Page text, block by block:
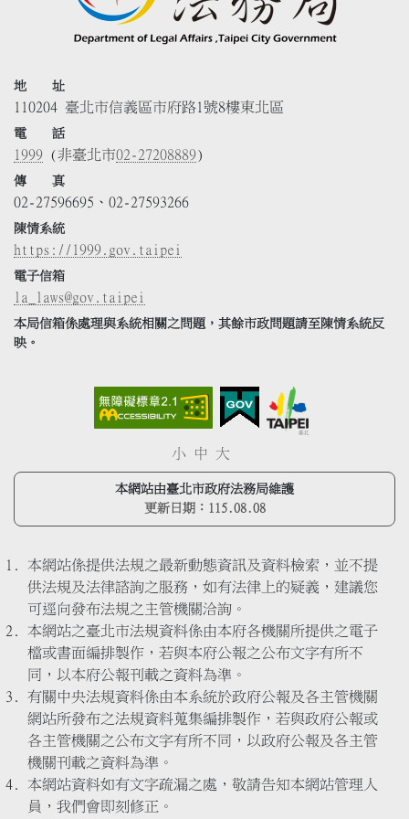
地 址
110204 臺北市信義區市府路1號8樓東北區
電 話
1999 (非臺北市02-27208889)
傳 真
02-27596695、02-27593266
陳情系統
https://1999.gov.taipei
電子信箱
la_laws@gov.taipei
本局信箱係處理與系統相關之問題，其餘市政問題請至陳情系統反
映。
小 中 大
本網站由臺北市政府法務局維護
更新日期： 115.08.08
本網站係提供法規之最新動態資訊及資料檢索，並不提
供法規及法律諮詢之服務，如有法律上的疑義，建議您
可逕向發布法規之主管機關洽詢。
本網站之臺北市法規資料係由本府各機關所提供之電子
檔或書面編排製作，若與本府公報之公布文字有所不
同，以本府公報刊載之資料為準。
有關中央法規資料係由本系統於政府公報及各主管機關
網站所發布之法規資料蒐集編排製作，若與政府公報或
各主管機關之公布文字有所不同，以政府公報及各主管
機關刊載之資料為準。
本網站資料如有文字疏漏之處，敬請告知本網站管理人
員，我們會即刻修正。